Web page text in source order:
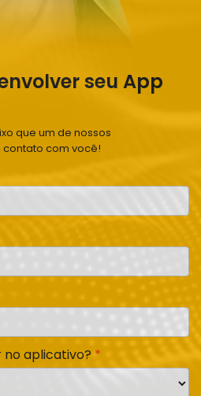
seu App
que um de nossos
com você!
aplicativo?